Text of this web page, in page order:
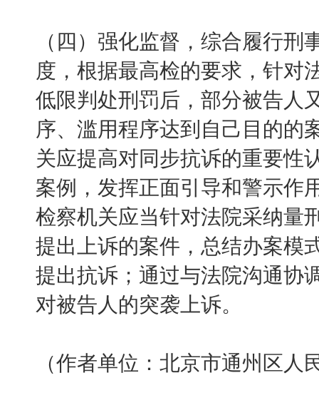
（四）强化监督，综合履行
度，根据最高检的要求，针对
低限判处刑罚后，部分被告人
序、滥用程序达到自己目的的
关应提高对同步抗诉的重要性
案例，发挥正面引导和警示作
检察机关应当针对法院采纳量
提出上诉的案件，总结办案模
提出抗诉；通过与法院沟通协
对被告人的突袭上诉。
（作者单位：北京市通州区人